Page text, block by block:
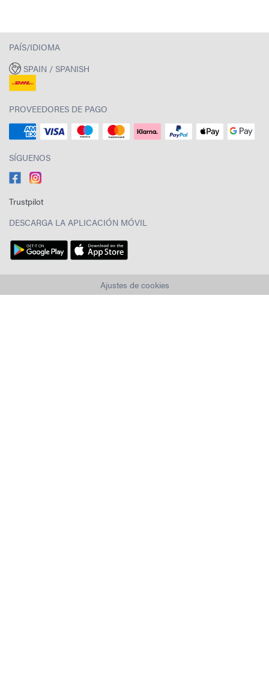
PAÍS/IDIOMA
SPAIN / SPANISH
PROVEEDORES DE PAGO
SÍGUENOS
Trustpilot
DESCARGA LA APLICACIÓN MÓVIL
Ajustes de cookies